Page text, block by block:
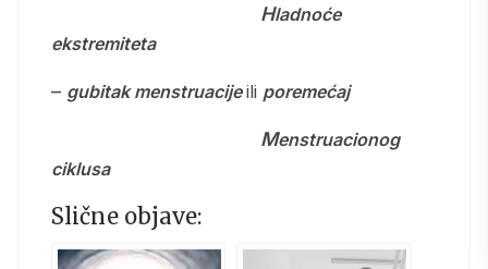
hladnoće
ekstremiteta
gubitak menstruacijeili poremećaj
menstruacionog
ciklusa
Slične objave: